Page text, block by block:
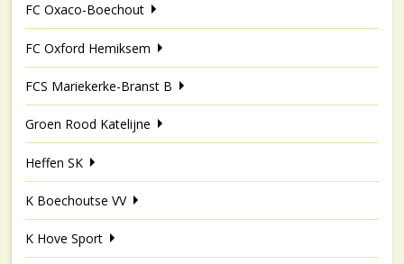
FC Oxaco-Boechout
FC Oxford Hemiksem
FCS Mariekerke-Branst B
Groen Rood Katelijne
Heffen SK
K Boechoutse VV
K Hove Sport